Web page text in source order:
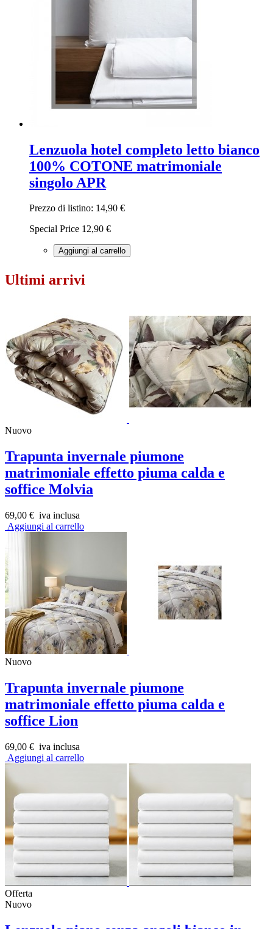
Lenzuola hotel completo letto bianco
100% COTONE matrimoniale
singolo APR
Prezzo di listino: 14,90 €
Special Price 12,90 €
Aggiungi al carrello
Ultimi arrivi
Nuovo
Trapunta invernale piumone
matrimoniale effetto piuma calda e
soffice Molvia
69,00 € iva inclusa
Aggiungi al carrello
Nuovo
Trapunta invernale piumone
matrimoniale effetto piuma calda e
soffice Lion
69,00 € iva inclusa
Aggiungi al carrello
Offerta
Nuovo